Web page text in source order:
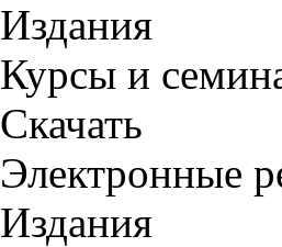
Издания
Курсы и
Скачать
Электронные
Издания